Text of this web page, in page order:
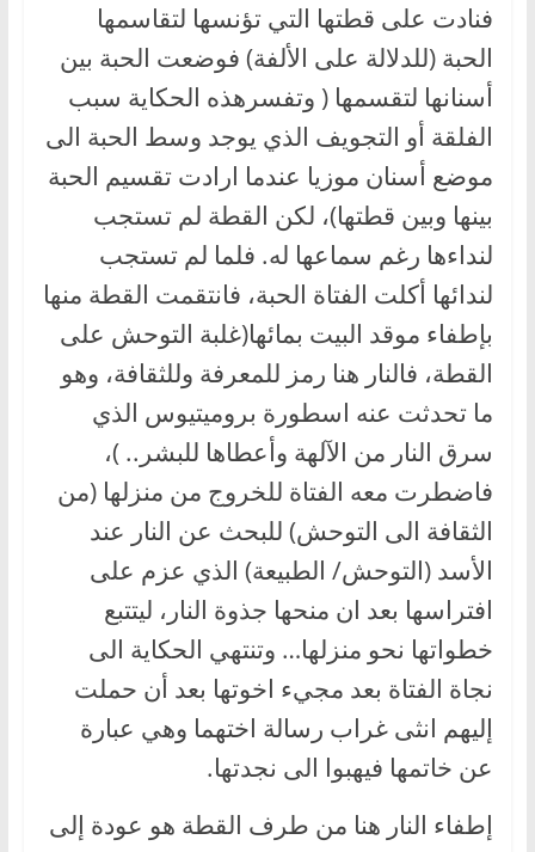
فنادت على قطتها التي تؤنسها لتقاسمها
الحبة (للدلالة على الألفة) فوضعت الحبة بين
أسنانها لتقسمها ( وتفسرهذه الحكاية سبب
الفلقة أو التجويف الذي يوجد وسط الحبة الى
موضع أسنان موزيا عندما ارادت تقسيم الحبة
بينها وبين قطتها)، لكن القطة لم تستجب
لنداءها رغم سماعها له. فلما لم تستجب
لندائها أكلت الفتاة الحبة، فانتقمت القطة منها
بإطفاء موقد البيت بمائها(غلبة التوحش على
القطة، فالنار هنا رمز للمعرفة وللثقافة، وهو
ما تحدثت عنه اسطورة بروميتيوس الذي
سرق النار من الآلهة وأعطاها للبشر.. )،
فاضطرت معه الفتاة للخروج من منزلها (من
الثقافة الى التوحش) للبحث عن النار عند
الأسد (التوحش/ الطبيعة) الذي عزم على
افتراسها بعد ان منحها جذوة النار، ليتتبع
خطواتها نحو منزلها… وتنتهي الحكاية الى
نجاة الفتاة بعد مجيء اخوتها بعد أن حملت
إليهم انثى غراب رسالة اختهما وهي عبارة
عن خاتمها فيهبوا الى نجدتها.
إطفاء النار هنا من طرف القطة هو عودة إلى